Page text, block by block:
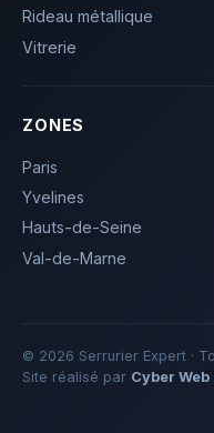
Rideau métallique
Vitrerie
ZONES
Paris
Yvelines
Hauts-de-Seine
Val-de-Marne
© 2026 Serrurier Expert ·
Site réalisé par Cyber